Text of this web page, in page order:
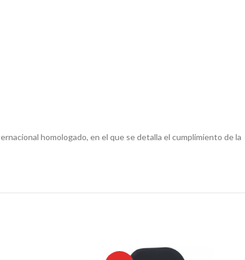
homologado, en el que se detalla el cumplimiento de la